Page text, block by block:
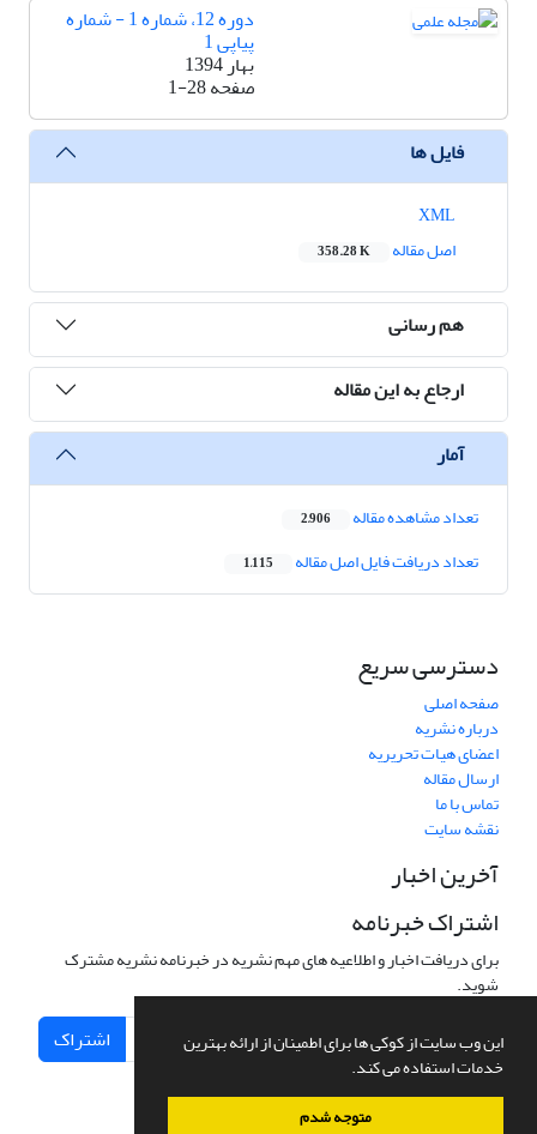
این وب سایت از کوکی ها برای اطمینان از ارائه بهترین
خدمات استفاده می کند.
متوجه شدم
دوره 12، شماره 1 - شماره
پیاپی 1
بهار 1394
صفحه1-28
فایل ها
اصل مقاله
358.28 K
هم رسانی
ارجاع به این مقاله
آمار
تعداد مشاهده مقاله 2,906
تعداد دریافت فایل اصل مقاله 1,115
دسترسی سریع
صفحه اصلی
درباره نشریه
اعضای هیات تحریریه
ارسال مقاله
تماس با ما
نقشه سایت
آخرین اخبار
اشتراک خبرنامه
برای دریافت اخبار و اطلاعیه های مهم نشریه در خبرنامه نشریه مشترک
شوید.
اشتراک